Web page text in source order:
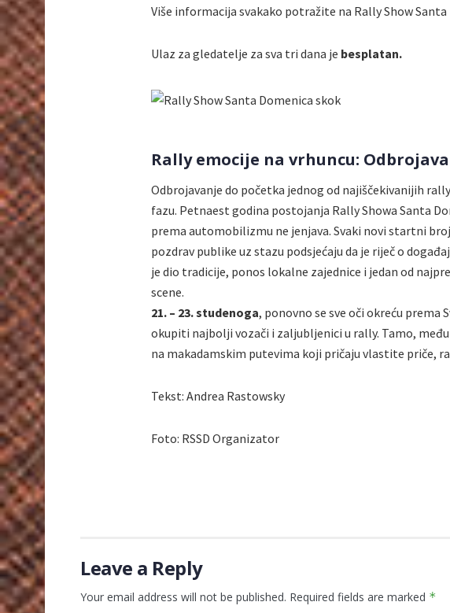
Više informacija svakako potražite na Rally Show Santa
Ulaz za gledatelje za sva tri dana je besplatan.
Rally emocije na vrhuncu:
Odbrojavanje do početka jednog od najiščekivanijih
fazu. Petnaest godina postojanja Rally Showa Santa
prema automobilizmu ne jenjava. Svaki novi startni
pozdrav publike uz stazu podsjećaju da je riječ o
je dio tradicije, ponos lokalne zajednice i jedan od
scene.
21. – 23. studenoga, ponovno se sve oči okreću prema
okupiti najbolji vozači i zaljubljenici u rally. Tamo, među
na makadamskim putevima koji pričaju vlastite priče,
Tekst: Andrea Rastowsky
Foto: RSSD Organizator
Leave a Reply
Your email address will not be published. Required fields are marked *